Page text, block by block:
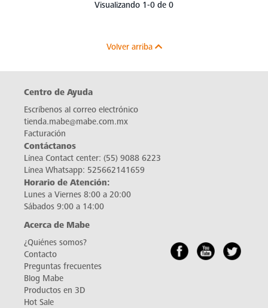
Visualizando 1-0 de 0
Volver arriba
Centro de Ayuda
Escríbenos al correo electrónico
tienda.mabe@mabe.com.mx
Facturación
Contáctanos
Línea Contact center: (55) 9088 6223
Línea Whatsapp: 525662141659
Horario de Atención:
Lunes a Viernes 8:00 a 20:00
Sábados 9:00 a 14:00
Acerca de Mabe
¿Quiénes somos?
Contacto
Preguntas frecuentes
Blog Mabe
Productos en 3D
Hot Sale